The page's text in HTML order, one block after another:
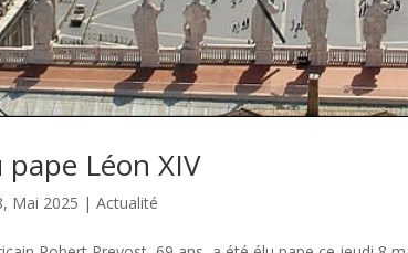
Léon XIV
Mai 2025 |Actualité